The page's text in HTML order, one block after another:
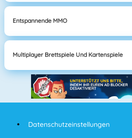
Entspannende MMO
Multiplayer Brettspiele Und Kartenspiele
Datenschutzeinstellungen